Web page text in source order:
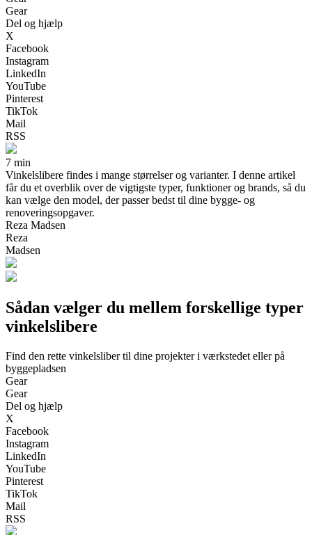
Gear
Del og hjælp
X
Facebook
Instagram
LinkedIn
YouTube
Pinterest
TikTok
Mail
RSS
7 min
Vinkelslibere findes i mange størrelser og varianter. I denne artikel
får du et overblik over de vigtigste typer, funktioner og brands, så du
kan vælge den model, der passer bedst til dine bygge- og
renoveringsopgaver.
Reza Madsen
Reza
Madsen
Sådan vælger du mellem forskellige typer
vinkelslibere
Find den rette vinkelsliber til dine projekter i værkstedet eller på
byggepladsen
Gear
Gear
Del og hjælp
X
Facebook
Instagram
LinkedIn
YouTube
Pinterest
TikTok
Mail
RSS